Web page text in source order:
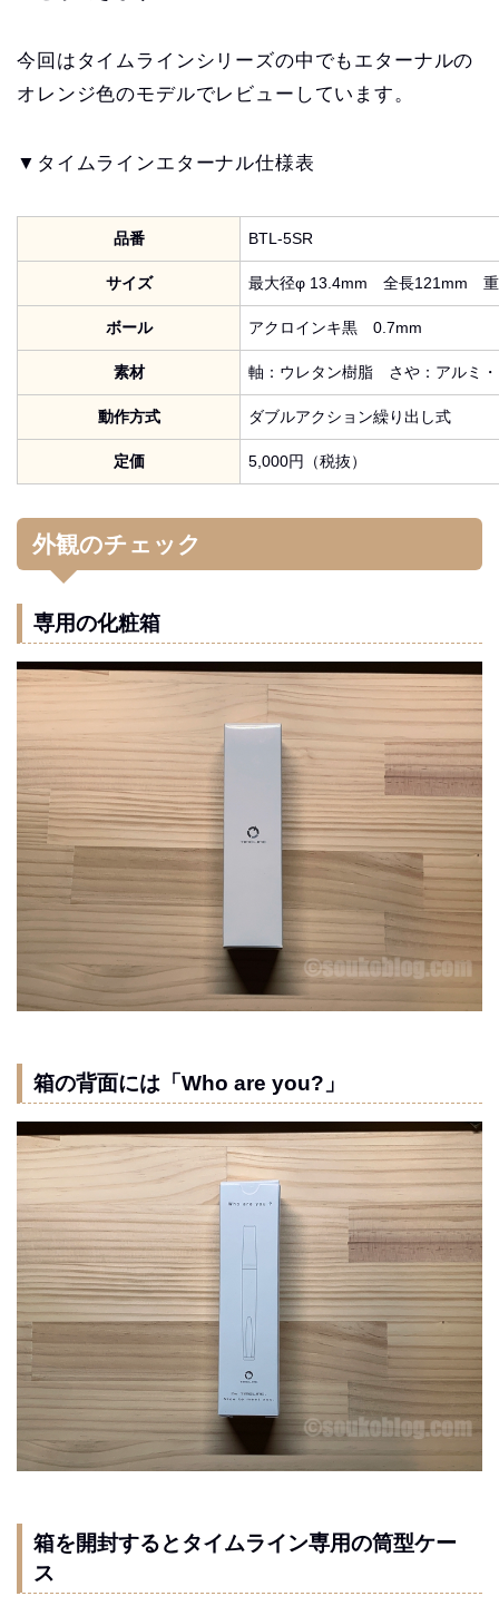
今回はタイムラインシリーズの中でもエターナルの
オレンジ色のモデルでレビューしています。
▼タイムラインエターナル仕様表
品番 BTL-5SR
サイズ 最大径φ 13.4mm 全長121mm 重
ボール アクロインキ黒 0.7mm
素材 軸：ウレタン樹脂 さや：アルミ
動作方式 ダブルアクション繰り出し式
定価 5,000円（税抜）
外観のチェック
専用の化粧箱
箱の背面には「Who are you?」
箱を開封するとタイムライン専用の筒型ケー
ス